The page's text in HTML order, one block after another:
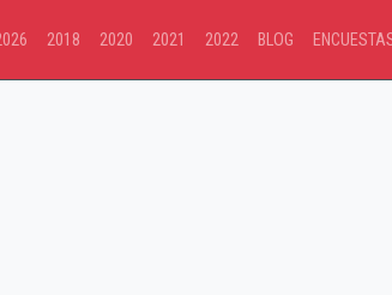
2018 2020 2021 2022 BLOG